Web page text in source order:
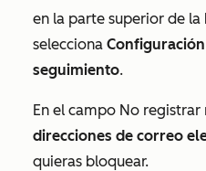
en la parte superior de
selecciona
seguimiento.
En el campo No registrar
direcciones de correo
quieras bloquear.